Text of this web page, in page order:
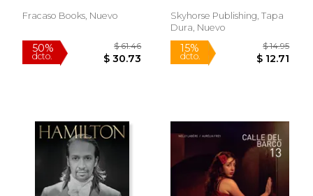
50% 50%
Fracaso Books, Nuevo
Skyhorse Publishing, Tapa
Dura, Nuevo